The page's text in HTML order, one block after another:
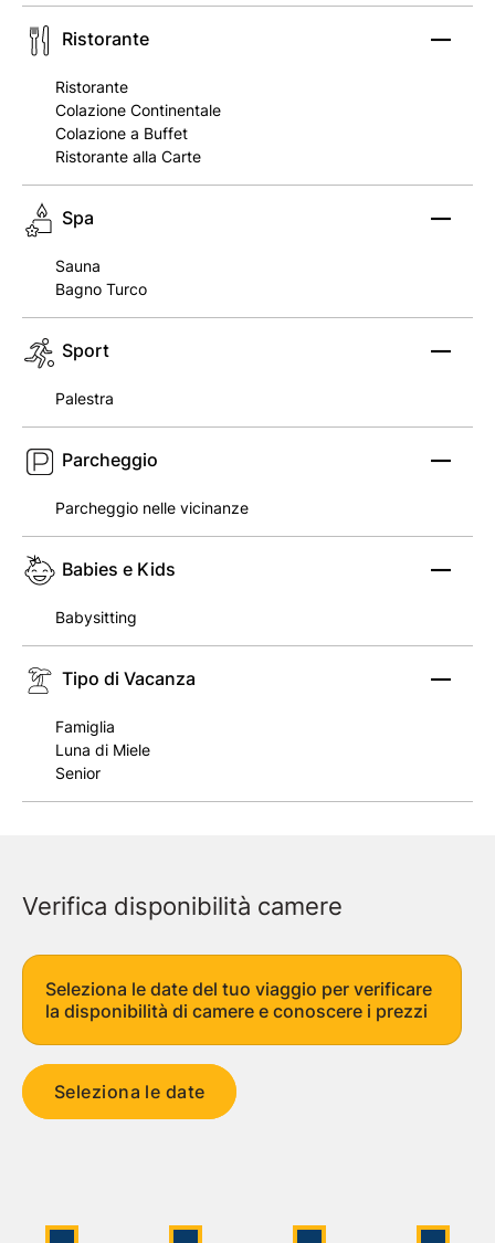
Verifica disponibilità camere
Seleziona le date del tuo viaggio per verificare
la disponibilità di camere e conoscere i prezzi
Seleziona le date
Ristorante
Ristorante
Colazione Continentale
Colazione a Buffet
Ristorante alla Carte
Spa
Sauna
Bagno Turco
Sport
Palestra
Parcheggio
Parcheggio nelle vicinanze
Babies e Kids
Babysitting
Tipo di Vacanza
Famiglia
Luna di Miele
Senior